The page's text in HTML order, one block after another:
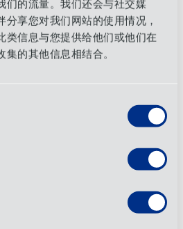
们的流量。我们还会与社交媒
享您对我们网站的使用情况，
类信息与您提供给他们或他们在
的其他信息相结合。
。公司提供广泛的服务，包括货运
送和供应链管理。凭借专门建造的
业知识，BTi 为各行各业提供量身
率并支持业务增长。
于 40 多年前，专门为新西兰、欧